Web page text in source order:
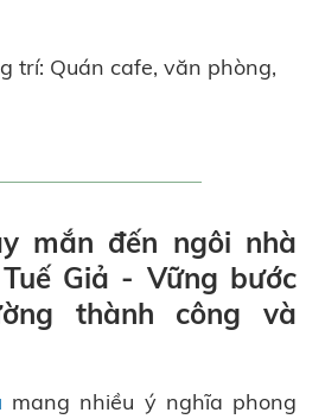
trí: Quán cafe, văn phòng,
mắn đến ngôi nhà
Giả - Vững bước
thành công và
mang nhiều ý nghĩa phong